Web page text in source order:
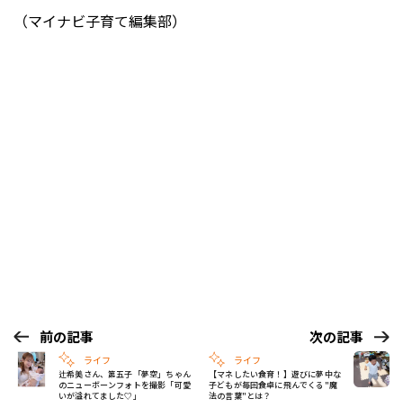
（マイナビ子育て編集部）
前の記事
ライフ
辻希美さん、第五子「夢空」ちゃん
のニューボーンフォトを撮影「可愛
いが溢れてました♡」
次の記事
ライフ
【マネしたい食育！】遊びに夢中な
子どもが毎回食卓に飛んでくる"魔
法の言葉"とは？